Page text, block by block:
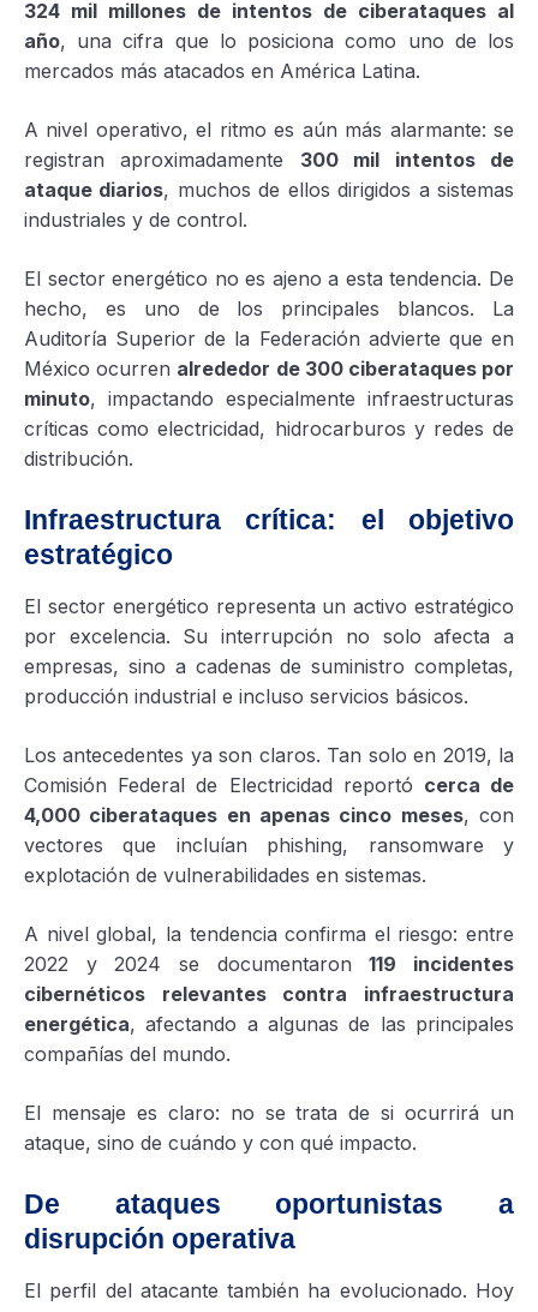
324 mil millones de intentos de ciberataques al
año, una cifra que lo posiciona como uno de los
mercados más atacados en América Latina.
A nivel operativo, el ritmo es aún más alarmante: se
registran aproximadamente 300 mil intentos de
ataque diarios, muchos de ellos dirigidos a sistemas
industriales y de control.
El sector energético no es ajeno a esta tendencia. De
hecho, es uno de los principales blancos. La
Auditoría Superior de la Federación advierte que en
México ocurren alrededor de 300 ciberataques por
minuto, impactando especialmente infraestructuras
críticas como electricidad, hidrocarburos y redes de
distribución.
Infraestructura crítica: el objetivo
estratégico
El sector energético representa un activo estratégico
por excelencia. Su interrupción no solo afecta a
empresas, sino a cadenas de suministro completas,
producción industrial e incluso servicios básicos.
Los antecedentes ya son claros. Tan solo en 2019, la
Comisión Federal de Electricidad reportó cerca de
4,000 ciberataques en apenas cinco meses, con
vectores que incluían phishing, ransomware y
explotación de vulnerabilidades en sistemas.
A nivel global, la tendencia confirma el riesgo: entre
2022 y 2024 se documentaron119 incidentes
cibernéticos relevantes contra infraestructura
energética, afectando a algunas de las principales
compañías del mundo.
El mensaje es claro: no se trata de si ocurrirá un
ataque, sino de cuándo y con qué impacto.
De ataques oportunistas a
disrupción operativa
El perfil del atacante también ha evolucionado. Hoy